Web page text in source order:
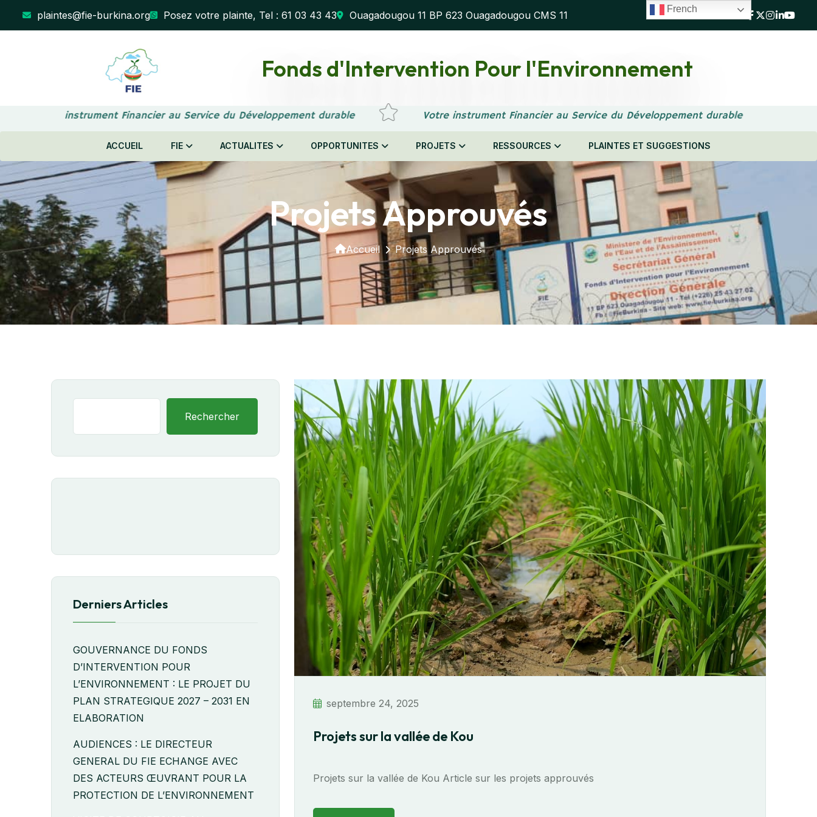
plaintes@fie-burkina.org Posez votre plainte, Tel : 61 03 43 43 Ouagadougou 11 BP 623 Ouagadougou CMS 11
Fonds d'Intervention Pour l'Environnement
Votre instrument Financier au Service du Développement durable Votre instrument Financier au Service du Développement durable
ACCUEIL FIE ACTUALITES OPPORTUNITES PROJETS RESSOURCES PLAINTES ET SUGGESTIONS
Projets Approuvés
Accueil Projets Approuvés
Rechercher
Derniers Articles
GOUVERNANCE DU FONDS
D’INTERVENTION POUR
L’ENVIRONNEMENT : LE PROJET DU
PLAN STRATEGIQUE 2027 – 2031 EN
ELABORATION
AUDIENCES : LE DIRECTEUR
GENERAL DU FIE ECHANGE AVEC
DES ACTEURS ŒUVRANT POUR LA
PROTECTION DE L’ENVIRONNEMENT
septembre 24, 2025
Projets sur la vallée de Kou
Projets sur la vallée de Kou Article sur les projets approuvés
French